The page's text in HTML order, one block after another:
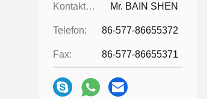
Kontaktpersonen: Mr. BAIN SHEN
Telefon: 86-577-86655372
Fax: 86-577-86655371